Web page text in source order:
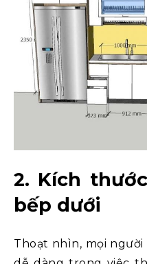
2. Kích
bếp dưới
Thoạt nhìn, mọi